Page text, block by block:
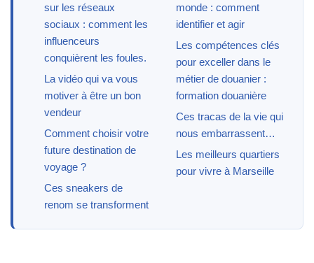
sur les réseaux
sociaux : comment les
influenceurs
conquièrent les foules.
La vidéo qui va vous
motiver à être un bon
vendeur
Comment choisir votre
future destination de
voyage ?
Ces sneakers de
renom se transforment
monde : comment
identifier et agir
Les compétences clés
pour exceller dans le
métier de douanier :
formation douanière
Ces tracas de la vie qui
nous embarrassent…
Les meilleurs quartiers
pour vivre à Marseille